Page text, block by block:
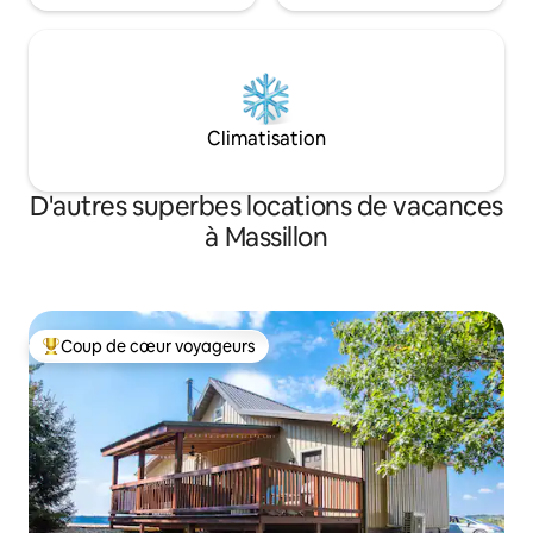
Climatisation
D'autres superbes locations de vacances
à Massillon
Coup de cœur voyageurs parmi les plus aimés
Coup de cœur voyageurs